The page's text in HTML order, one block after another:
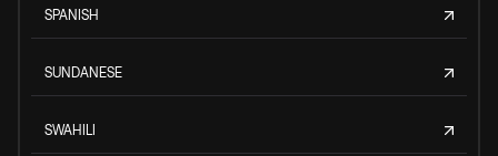
SPANISH
SUNDANESE
SWAHILI